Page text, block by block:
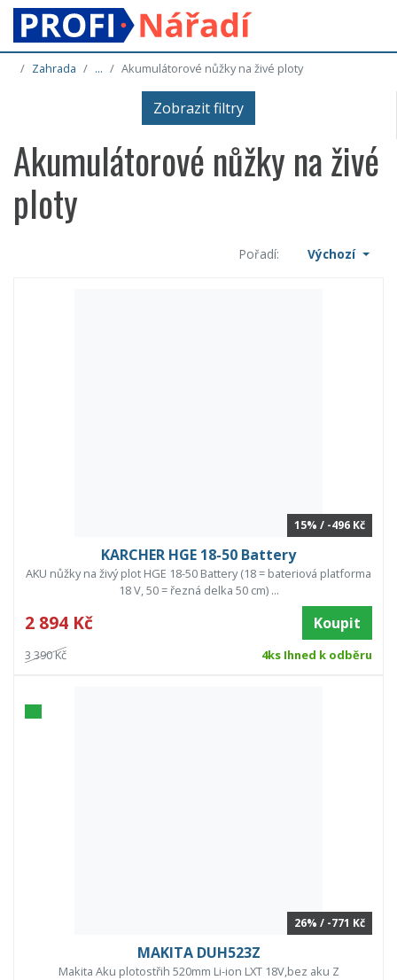
Zahrada ... Akumulátorové nůžky na živé ploty
Zobrazit filtry
Akumulátorové nůžky na živé
ploty
Pořadí: Výchozí
15% / -496 Kč
KARCHER HGE 18-50 Battery
AKU nůžky na živý plot HGE 18-50 Battery (18 = bateriová platforma
18 V, 50 = řezná delka 50 cm) ...
2 894 Kč Koupit
3 390 Kč 4ks Ihned k odběru
26% / -771 Kč
MAKITA DUH523Z
Makita Aku plotostřih 520mm Li-ion LXT 18V,bez aku Z